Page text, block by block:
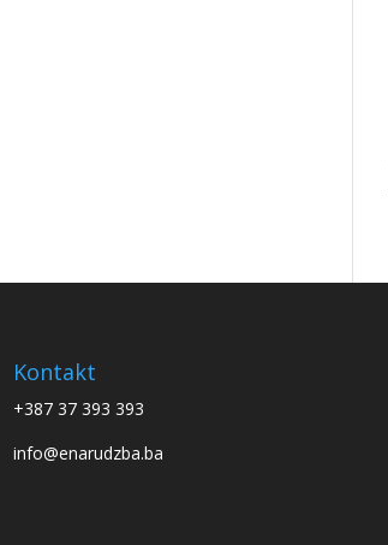
Kontakt
+387 37 393 393
info@enarudzba.ba